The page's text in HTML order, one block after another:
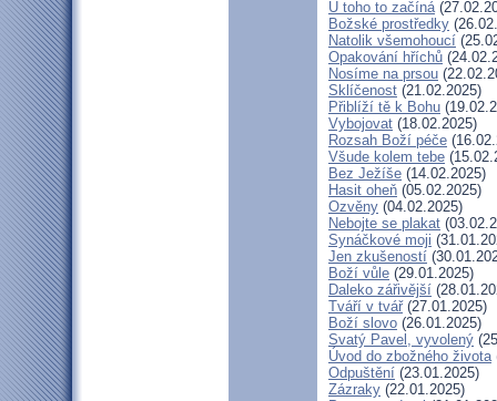
U toho to začíná
Božské prostředky
Natolik všemohoucí
Opakování hříchů
Nosíme na prsou
Sklíčenost (21.02.2025)
Přiblíží tě k Bohu
Vybojovat (18.02.2025)
Rozsah Boží péče
Všude kolem tebe
Bez Ježíše (14.02.2025)
Hasit oheň (05.02.2025)
Ozvěny (04.02.2025)
Nebojte se plakat
Synáčkové moji
Jen zkušeností
Boží vůle (29.01.2025)
Daleko zářivější
Tváří v tvář(27.01.2025)
Boží slovo (26.01.2025)
Svatý Pavel, vyvolený
Úvod do zbožného života
Odpuštění (23.01.2025)
Zázraky (22.01.2025)